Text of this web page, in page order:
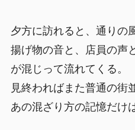
夕方に訪れると、通りの
揚げ物の音と、店員の声
が混じって流れてくる。
見終わればまた普通の街
あの混ざり方の記憶だけ